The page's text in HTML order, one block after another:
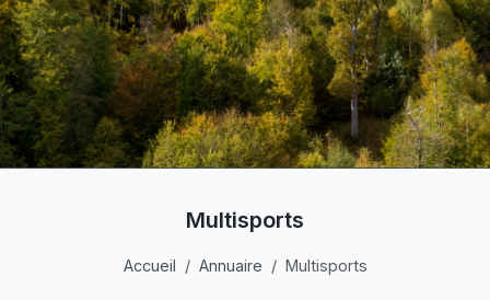
Multisports
Accueil Annuaire Multisports